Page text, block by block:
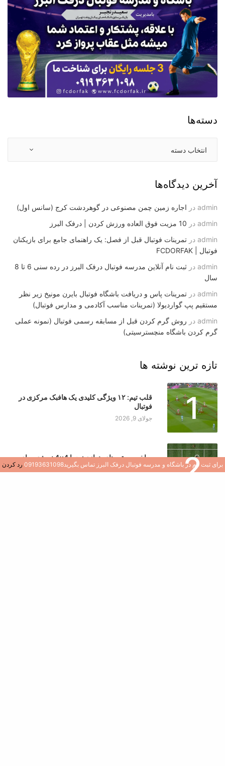
دسته‌ها
آخرین دیدگاه‌ها
admin در اجاره زمین چمن مصنوعی در گوهردشت کرج (سانس اول)
admin در 10 مزیت فوق العاده ورزش کردن | درفک البرز
admin در تمرینات فوتبال قبل از فصل: یک راهنمای جامع برای بازیکنان
فوتبال | FCDORFAK
admin در
ثبت نام آنلاین مدرسه فوتبال درفک البرز در رده سنی 6 تا 8
سال
admin در تمرینات پاس و دریافت باشگاه فوتبال بایرن مونیخ زیر نظر
مستقیم پپ گواردیولا (تمرینات مناسب آکادمی و مدارس فوتبال)
admin در روش گرم کردن قبل از مسابقه رسمی فوتبال (نمونه عملی
گرم کردن باشگاه منچسترسیتی)
تازه ترین نوشته ها
1
قلب تیم: ۱۲ ویژگی کلیدی یک هافبک مرکزی در
فوتبال
جولای 9, 2026
2
ساخت موتورهای هوازی: چرا 4×4 نروژی برای
بازیکنان جوان یک تغییر دهنده بازی است
برای ثبت نام در باشگاه و مدرسه فوتبال درفک البرز تماس بگیرید09193631098 رد کردن